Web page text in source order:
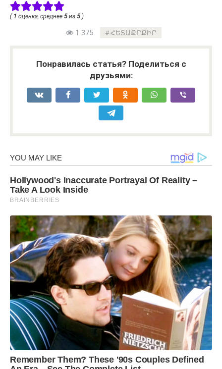
( 1 оценка, среднее 5 из 5 )
1 375 ՀԵՏԱՔՐՔԻՐ
Понравилась статья? Поделиться с
друзьями: